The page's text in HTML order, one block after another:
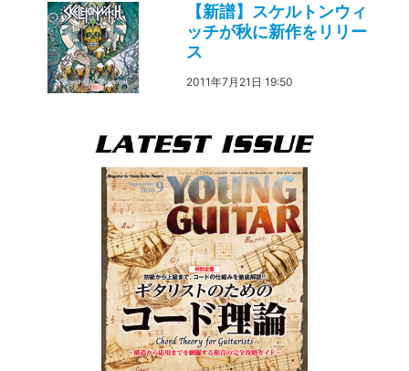
【新譜】スケルトンウィ
ッチが秋に新作をリリー
ス
2011年7月21日 19:50